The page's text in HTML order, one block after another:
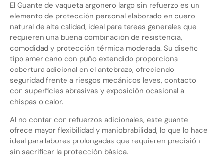
El Guante de vaqueta argonero largo sin refuerzo es un
elemento de protección personal elaborado en cuero
natural de alta calidad, ideal para tareas generales que
requieren una buena combinación de resistencia,
comodidad y protección térmica moderada. Su diseño
tipo americano con puño extendido proporciona
cobertura adicional en el antebrazo, ofreciendo
seguridad frente a riesgos mecánicos leves, contacto
con superficies abrasivas y exposición ocasional a
chispas o calor.
Al no contar con refuerzos adicionales, este guante
ofrece mayor flexibilidad y maniobrabilidad, lo que lo hace
ideal para labores prolongadas que requieren precisión
sin sacrificar la protección básica.